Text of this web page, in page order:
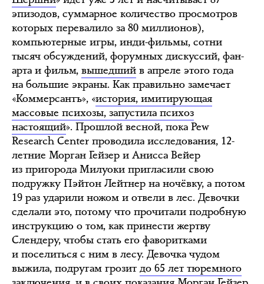
эпизодов, суммарное количество просмотров
которых перевалило за 80 миллионов),
компьютерные игры, инди-фильмы, сотни
тысяч обсуждений, форумных дискуссий, фан-
арта и фильм, вышедший в апреле этого года
на большие экраны. Как правильно замечает
«Коммерсантъ», «история, имитирующая
массовые психозы, запустила психоз
настоящий». Прошлой весной, пока Pew
Research Center проводила исследования, 12-
летние Морган Гейзер и Анисса Вейер
из пригорода Милуоки пригласили свою
подружку Пэйтон Лейтнер на ночёвку, а потом
19 раз ударили ножом и отвели в лес. Девочки
сделали это, потому что прочитали подробную
инструкцию о том, как принести жертву
Слендеру, чтобы стать его фаворитками
и поселиться с ним в лесу. Девочка чудом
выжила, подругам грозитдо 65 лет тюремного